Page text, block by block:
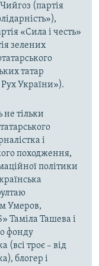
(партія
«Сила і честь»
зелених
татар
України»).
тільки
і
походження,
політики
Умеров,
Таміла Ташева і
фонду
(всі троє – від
блогер і